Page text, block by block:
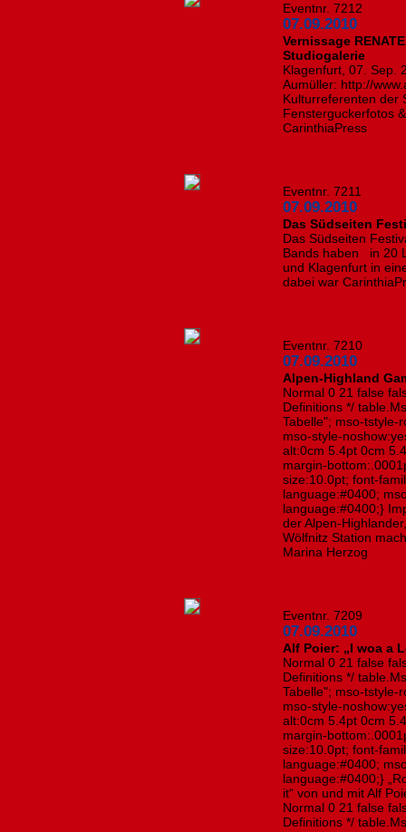
Eventnr. 7212
07.09.2010
Vernissage
Studiogalerie
Klagenfurt, 07. Sep.
Aumüller: http://
Kulturreferenten der
Fensterguckerfotos
CarinthiaPress
Eventnr. 7211
07.09.2010
Das Südseiten
Das Südseiten
Bands haben in 20
und Klagenfurt in
dabei war
Eventnr. 7210
07.09.2010
Alpen-Highland
Normal 0 21 false
Definitions */
Tabelle"; mso-tstyle-
mso-style-
alt:0cm 5.4pt 0cm
margin-
size:10.0pt; font-
language:#0400;
language:#0400;}
der Alpen-
Wölfnitz Station
Marina Herzog
Eventnr. 7209
07.09.2010
Alf Poier: „I woa a
Normal 0 21 false
Definitions */
Tabelle"; mso-tstyle-
mso-style-
alt:0cm 5.4pt 0cm
margin-
size:10.0pt; font-
language:#0400;
language:#0400;}
it“ von und mit Alf
Normal 0 21 false
Definitions */